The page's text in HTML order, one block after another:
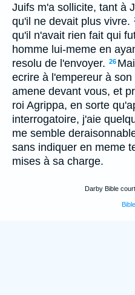
Juifs m'a sollicite, tant à
qu'il ne devait plus vivre.
qu'il n'avait rien fait qui
homme lui-meme en
resolu de l'envoyer. 26
ecrire à l'empereur à
amene devant vous, et
roi Agrippa, en sorte
interrogatoire, j'aie
me semble
sans indiquer en meme
mises à sa charge.
Darby Bible